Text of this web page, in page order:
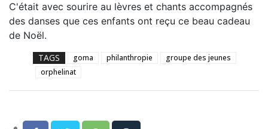
C'était avec sourire au lèvres et chants accompagnés
des danses que ces enfants ont reçu ce beau cadeau
de Noël.
TAGS goma philanthropie
groupe des jeunes
orphelinat